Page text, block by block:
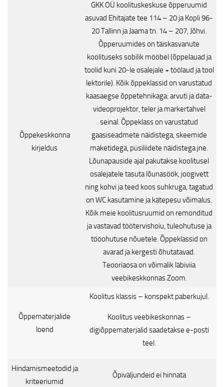
Õppekeskkonna
kirjeldus
GKK OÜ koolituskeskuse õpperuumid
asuvad Ehitajate tee 114 – 20 ja Kopli 96-
20 Tallinn ja Jaama tn. 14 – 207, Jõhvi.
Õpperuumides on täiskasvanute
koolituseks sobilik mööbel (õppelauad ja
toolid kuni 20-le osalejale + töölaud ja tool
lektorile). Kõik õppeklassid on varustatud
kaasaegse õppetehnikaga: arvuti ja data-
videoprojektor, teler ja markertahvel
seinal. Õppeklass on varustatud
gaasiseadmete näidistega, skeemide
maketidega, püsiliidete näidistega jne.
Lõunapauside ajal pakutakse koolitusel
osalejatele tasuta lõunasöök, joogivett
ning kohvi ja teed koos suhkruga, tagatud
on WC kasutamine ja kätepesu võimalus.
Kõik meie koolitusruumid on remonditud
ja vastavad töötervishoiu, tuleohutuse ja
tööohutuse nõuetele. Õppeklassid on
avarad ja kergesti õhutatavad.
Teooriaosa on võimalik läbiviia
veebikeskkonnas Zoom.
Õppematerjalide
loend
Koolitus klassis – konspekt paberkujul.
Koolitus veebikeskonnas –
digiõppematerjalid saadetakse e-posti
teel.
Hindamismeetodid ja
kriteeriumid
Õpiväljundeid ei hinnata